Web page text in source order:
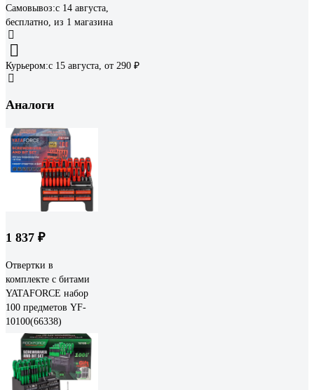
Самовывоз:c 14 августа,
бесплатно, из 1 магазина
Курьером:c 15 августа, от 290 ₽
Аналоги
1 837 ₽
Отвертки в
комплекте с битами
YATAFORCE набор
100 предметов YF-
10100(66338)